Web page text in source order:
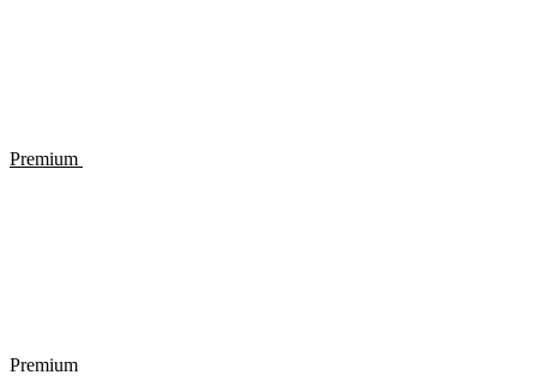
Premium
Premium